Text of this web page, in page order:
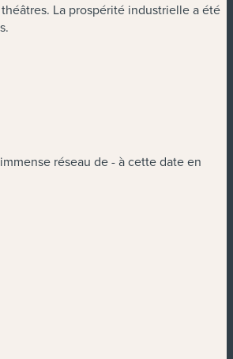
La prospérité industrielle a été
réseau de - à cette date en